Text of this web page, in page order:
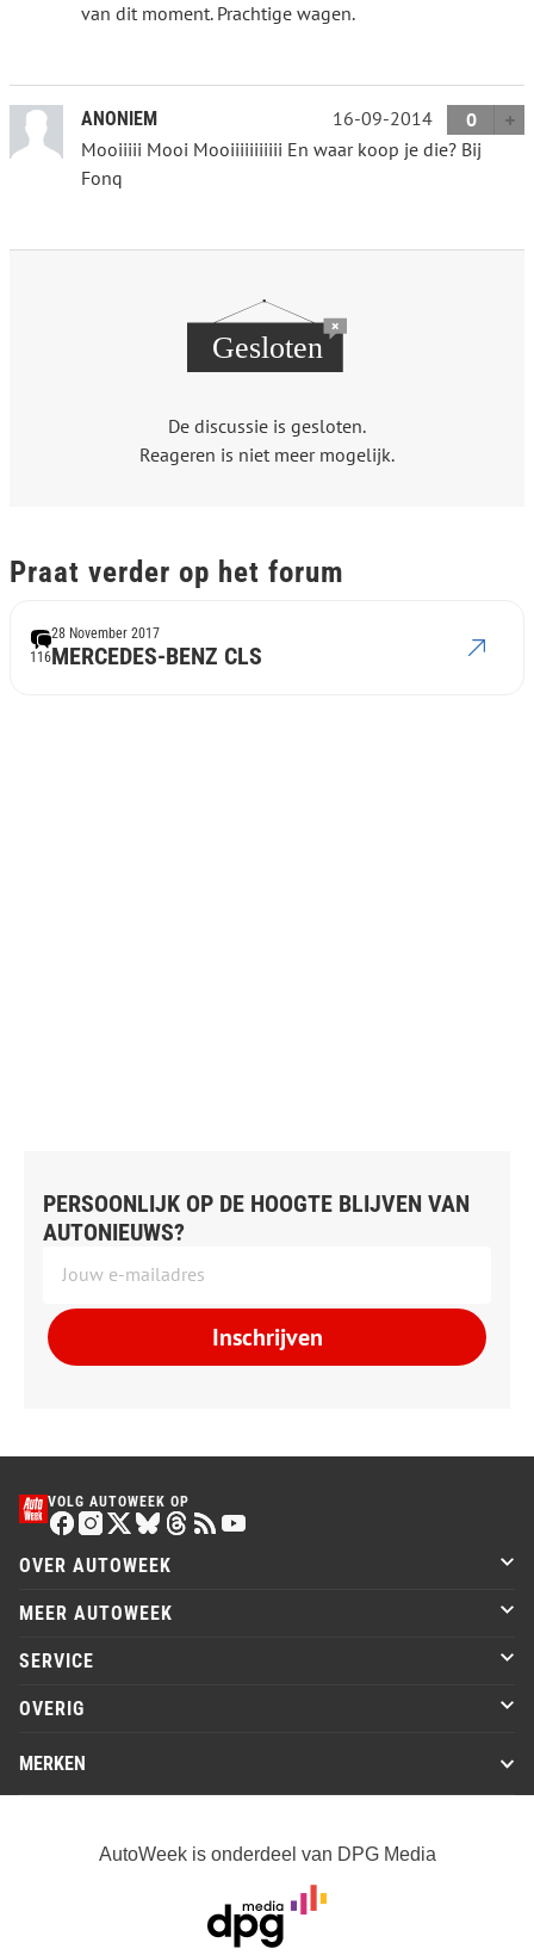
van dit moment. Prachtige wagen.
ANONIEM 16-09-2014
0
Mooiiiii Mooi Mooiiiiiiiiiii En waar koop je die? Bij
Fonq
De discussie is gesloten.
Reageren is niet meer mogelijk.
Praat verder op het forum
116MERCEDES-BENZ CLS
28 November 2017
PERSOONLIJK OP DE HOOGTE BLIJVEN VAN
AUTONIEUWS?
Inschrijven
VOLG AUTOWEEK OP
OVER AUTOWEEK
MEER AUTOWEEK
SERVICE
OVERIG
MERKEN
AutoWeek is onderdeel van DPG Media